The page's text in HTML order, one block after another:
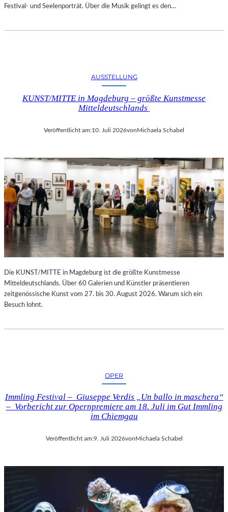
Festival- und Seelenporträt. Über die Musik gelingt es den…
AUSSTELLUNG
KUNST/MITTE in Magdeburg – größte Kunstmesse
Mitteldeutschlands
Veröffentlicht am:10. Juli 2026vonMichaela Schabel
Die KUNST/MITTE in Magdeburg ist die größte Kunstmesse
Mitteldeutschlands. Über 60 Galerien und Künstler präsentieren
zeitgenössische Kunst vom 27. bis 30. August 2026. Warum sich ein
Besuch lohnt.
OPER
Immling Festival – Giuseppe Verdis „Un ballo in maschera“
– Vorbericht zur Opernpremiere am 18. Juli im Gut Immling
im Chiemgau
Veröffentlicht am:9. Juli 2026vonMichaela Schabel